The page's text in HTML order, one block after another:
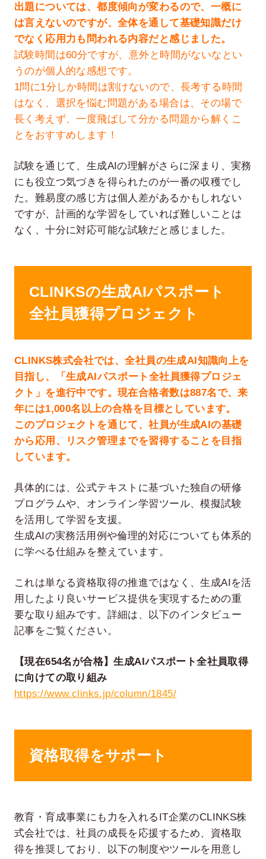
出題については、都度傾向が変わるので、一概に
は言えないのですが、全体を通して基礎知識だけ
でなく応用力も問われる内容だと感じました。
試験時間は60分ですが、意外と時間がないなとい
うのが個人的な感想です。
1問に1分しか時間は割けないので、長考する時間
はなく、選択を悩む問題がある場合は、その場で
長く考えず、一度飛ばして分かる問題から解くこ
とをおすすめします！
試験を通じて、生成AIの理解がさらに深まり、実務
にも役立つ気づきを得られたのが一番の収穫でし
た。難易度の感じ方は個人差があるかもしれない
ですが、計画的な学習をしていれば難しいことは
なく、十分に対応可能な試験だと感じました。
CLINKSの生成AIパスポート
全社員獲得プロジェクト
CLINKS株式会社では、全社員の生成AI知識向上を
目指し、「生成AIパスポート全社員獲得プロジェ
クト」を進行中です。現在合格者数は887名で、来
年には1,000名以上の合格を目標としています。
このプロジェクトを通じて、社員が生成AIの基礎
から応用、リスク管理までを習得することを目指
しています。
具体的には、公式テキストに基づいた独自の研修
プログラムや、オンライン学習ツール、模擬試験
を活用して学習を支援。
生成AIの実務活用例や倫理的対応についても体系的
に学べる仕組みを整えています。
これは単なる資格取得の推進ではなく、生成AIを活
用したより良いサービス提供を実現するための重
要な取り組みです。詳細は、以下のインタビュー
記事をご覧ください。
【現在654名が合格】生成AIパスポート全社員取得
に向けての取り組み
https://www.clinks.jp/column/1845/
資格取得をサポート
教育・育成事業にも力を入れるIT企業のCLINKS株
式会社では、社員の成長を応援するため、資格取
得を推奨しており、以下の制度やツールを用意し